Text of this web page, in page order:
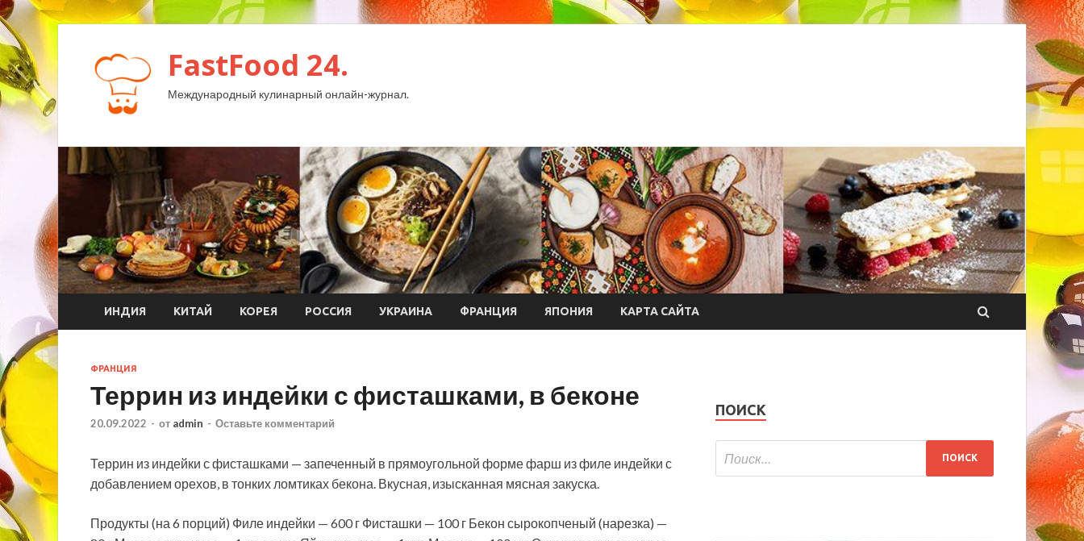
FastFood 24.
Международный кулинарный онлайн-журнал.
ИНДИЯ КИТАЙ КОРЕЯ РОССИЯ УКРАИНА ФРАНЦИЯ ЯПОНИЯ КАРТА САЙТА
ФРАНЦИЯ
Террин из индейки с фисташками, в беконе
20.09.2022 - от admin - Оставьте комментарий
Террин из индейки с фисташками — запеченный в прямоугольной форме фарш из филе индейки с
добавлением орехов, в тонких ломтиках бекона. Вкусная, изысканная мясная закуска.
Продукты (на 6 порций) Филе индейки — 600 г Фисташки — 100 г Бекон сырокопченый (нарезка) —
ПОИСК